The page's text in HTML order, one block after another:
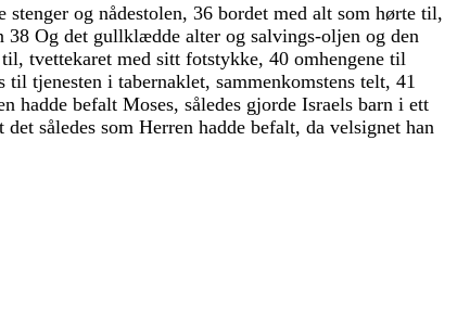
stenger og nådestolen, 36 bordet med alt som hørte til,
38 Og det gullklædde alter og salvings-oljen og den
til, tvettekaret med sitt fotstykke, 40 omhengene til
til tjenesten i tabernaklet, sammenkomstens telt, 41
hadde befalt Moses, således gjorde Israels barn i ett
det således som Herren hadde befalt, da velsignet han